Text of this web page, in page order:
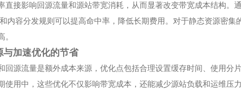
直接影响回源流量和源站带宽消耗，从而显著改变带宽成本结构。
内容分发规则可以提高命中率，降低长期费用。对于静态资源密集
。
与加速优化的节省
回源流量是额外成本来源，优化点包括合理设置缓存时间、使用分
使用中，这些优化不仅影响带宽成本，还能减少源站负载和运维压